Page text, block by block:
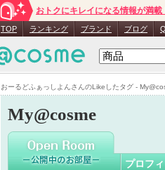
おーるどふぁっしよんさんのLikeしたタグ -
おトクにキレイになる情報が満載
TOP ランキング ブランド ブログ
My@cosme
おーる
プロフ